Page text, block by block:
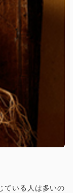
ている人は多いの